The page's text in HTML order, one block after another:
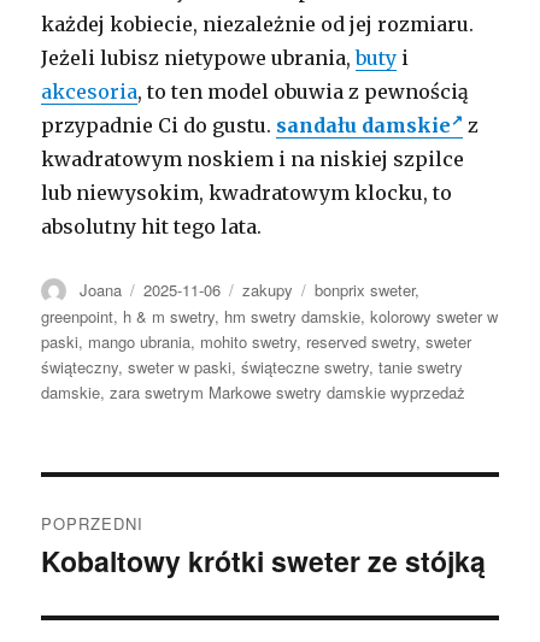
każdej kobiecie, niezależnie od jej rozmiaru.
Jeżeli lubisz nietypowe ubrania,buty i
akcesoria, to ten model obuwia z pewnością
przypadnie Ci do gustu. sandału damskie
z
kwadratowym noskiem i na niskiej szpilce
lub niewysokim, kwadratowym klocku, to
absolutny hit tego lata.
Autor
Joana Opublikowano
2025-11-06 Kategorie
zakupy Tagi
bonprix sweter,
greenpoint, h & m swetry, hm swetry damskie,kolorowy sweter w
paski, mango ubrania, mohito swetry, reserved swetry,sweter
świąteczny,sweter w paski,świąteczne swetry,tanie swetry
damskie,zara swetrym Markowe swetry damskie wyprzedaż
wpisu
POPRZEDNI
Poprzedni
Kobaltowy krótki sweter ze stójką